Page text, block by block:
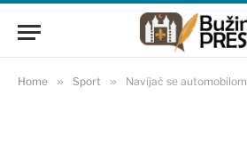
Home » Sport » Navijač se automobilom